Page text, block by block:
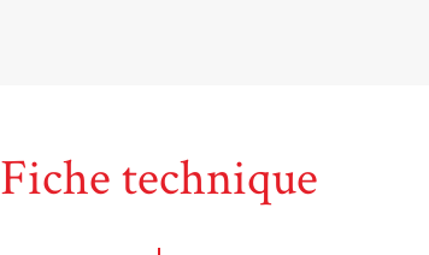
Fiche technique